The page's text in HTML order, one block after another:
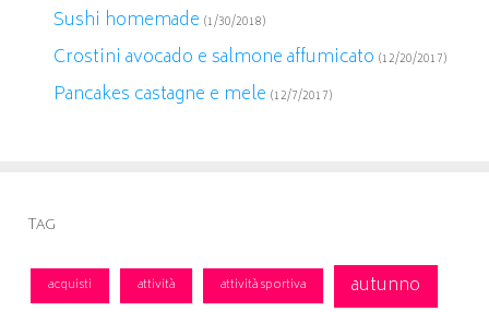
Sushi homemade (1/30/2018)
Crostini avocado e salmone affumicato (12/20/2017)
Pancakes castagne e mele (12/7/2017)
Tag
acquisti attività attività sportiva
autunno